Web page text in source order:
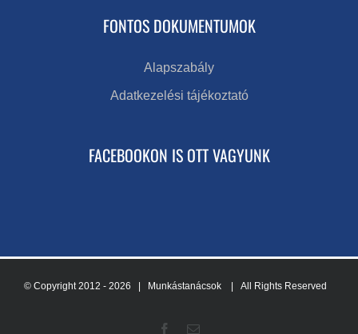
FONTOS DOKUMENTUMOK
Alapszabály
Adatkezelési tájékoztató
FACEBOOKON IS OTT VAGYUNK
© Copyright 2012 - 2026 | Munkástanácsok | All Rights Reserved
Facebook
Email